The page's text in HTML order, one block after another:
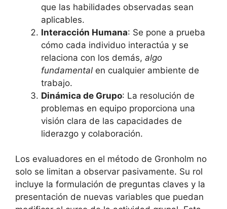
que las habilidades observadas sean
aplicables.
Interacción Humana: Se pone a prueba
cómo cada individuo interactúa y se
relaciona con los demás, algo
fundamental en cualquier ambiente de
trabajo.
Dinámica de Grupo: La resolución de
problemas en equipo proporciona una
visión clara de las capacidades de
liderazgo y colaboración.
Los evaluadores en el método de Gronholm no
solo se limitan a observar pasivamente. Su rol
incluye la formulación de preguntas claves y la
presentación de nuevas variables que puedan